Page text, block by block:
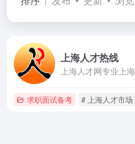
上海人才热线
求职面试备考 # 上海人才市场